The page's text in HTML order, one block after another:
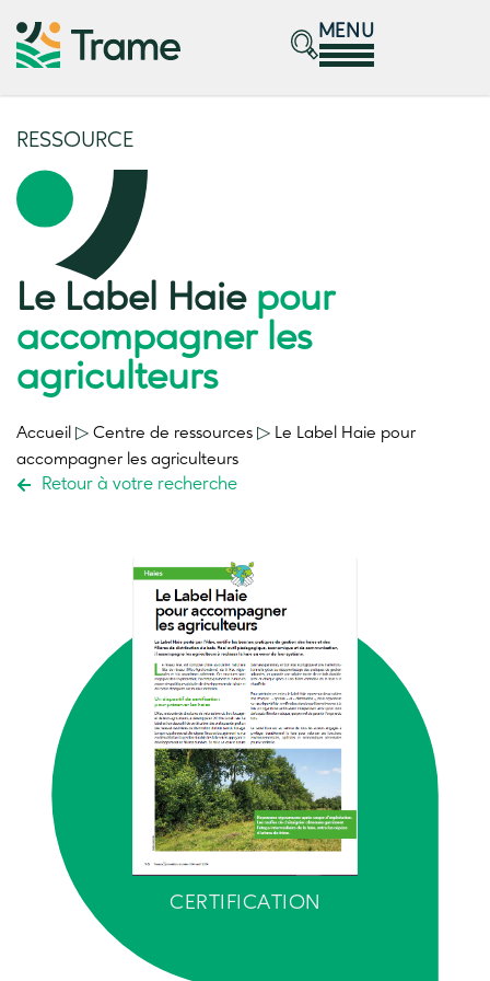
MENU
RESSOURCE
Le Label Haie pour
accompagner les
agriculteurs
Accueil ▷ Centre de ressources ▷ Le Label Haie pour
accompagner les agriculteurs
Retour à votre recherche
CERTIFICATION